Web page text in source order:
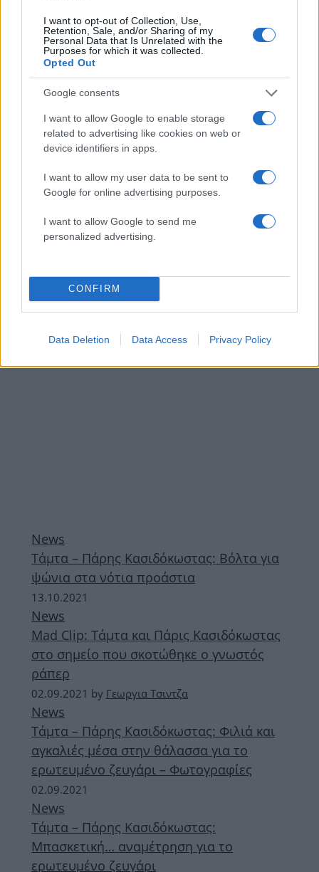
I want to opt-out of Collection, Use,
Retention, Sale, and/or Sharing of my
Personal Data that Is Unrelated with the
Purposes for which it was collected.
Opted Out
Google consents
I want to allow Google to enable storage
related to advertising like cookies on web or
device identifiers in apps.
I want to allow my user data to be sent to
Google for online advertising purposes.
I want to allow Google to send me
personalized advertising.
CONFIRM
Data Deletion Data Access Privacy Policy
16.01.2022
News
Τάμτα: Τα σπάνια τρυφερά στιγμιότυπα
που μοιράστηκε για πρώτη φορά με τον
03.01.2022byΑννα Κοντογιαννη
News
Πάρη Κασιδόκωστα – Το ενδεχόμενο ενός
γάμου
05.12.2021
Media
στιγμές στη Γεωργία και η αναφορά στον
Πάρη Κασιδόκωστα
News
Τάμτα – Πάρης Κασιδόκωστας: Βόλτα για
ψώνια στα νότια προάστια
13.10.2021
News
Mad Clip: Τάμτα και Πάρις Κασιδόκωστας
στο σημείο που σκοτώθηκε ο γνωστός
ράπερ
02.09.2021 by Γεωργια Τσιντζα
News
Τάμτα – Πάρης Κασιδόκωστας: Φιλιά και
αγκαλιές μέσα στην θάλασσα για το
ερωτευμένο ζευγάρι – Φωτογραφίες
02.09.2021
News
Τάμτα – Πάρης Κασιδόκωστας:
Μπασκετική… αναμέτρηση για το
ερωτευμένο ζευγάρι